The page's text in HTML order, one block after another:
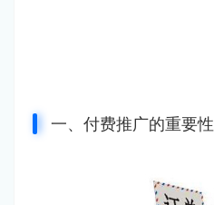
一、付费推广的重要性